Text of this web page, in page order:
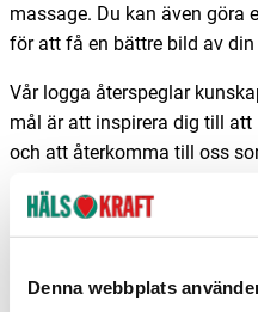
Denna webbplats
massage. Du kan även göra
för att få en bättre bild av
Vår logga återspeglar
mål är att inspirera dig till
och att återkomma till oss
I butiken tas du om hand av
Hjärtligt välkommen!❤